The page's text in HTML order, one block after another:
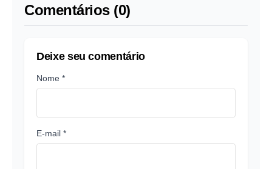
Comentários (0)
Deixe seu comentário
Nome *
E-mail *